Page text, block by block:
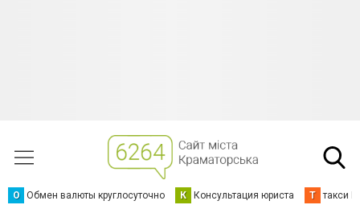
О Обмен валюты круглосуточно К Консультация юриста Т такси